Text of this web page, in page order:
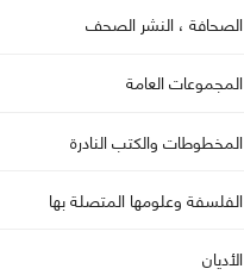
الصحافة ، النشر الصحف
المجموعات العامة
المخطوطات والكتب النادرة
الفلسفة وعلومها المتصلة بها
الأديان